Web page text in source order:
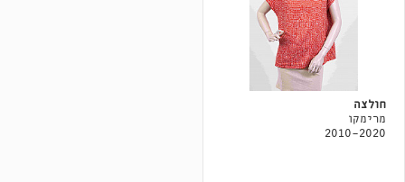
חולצה
מרימקו
2010-2020